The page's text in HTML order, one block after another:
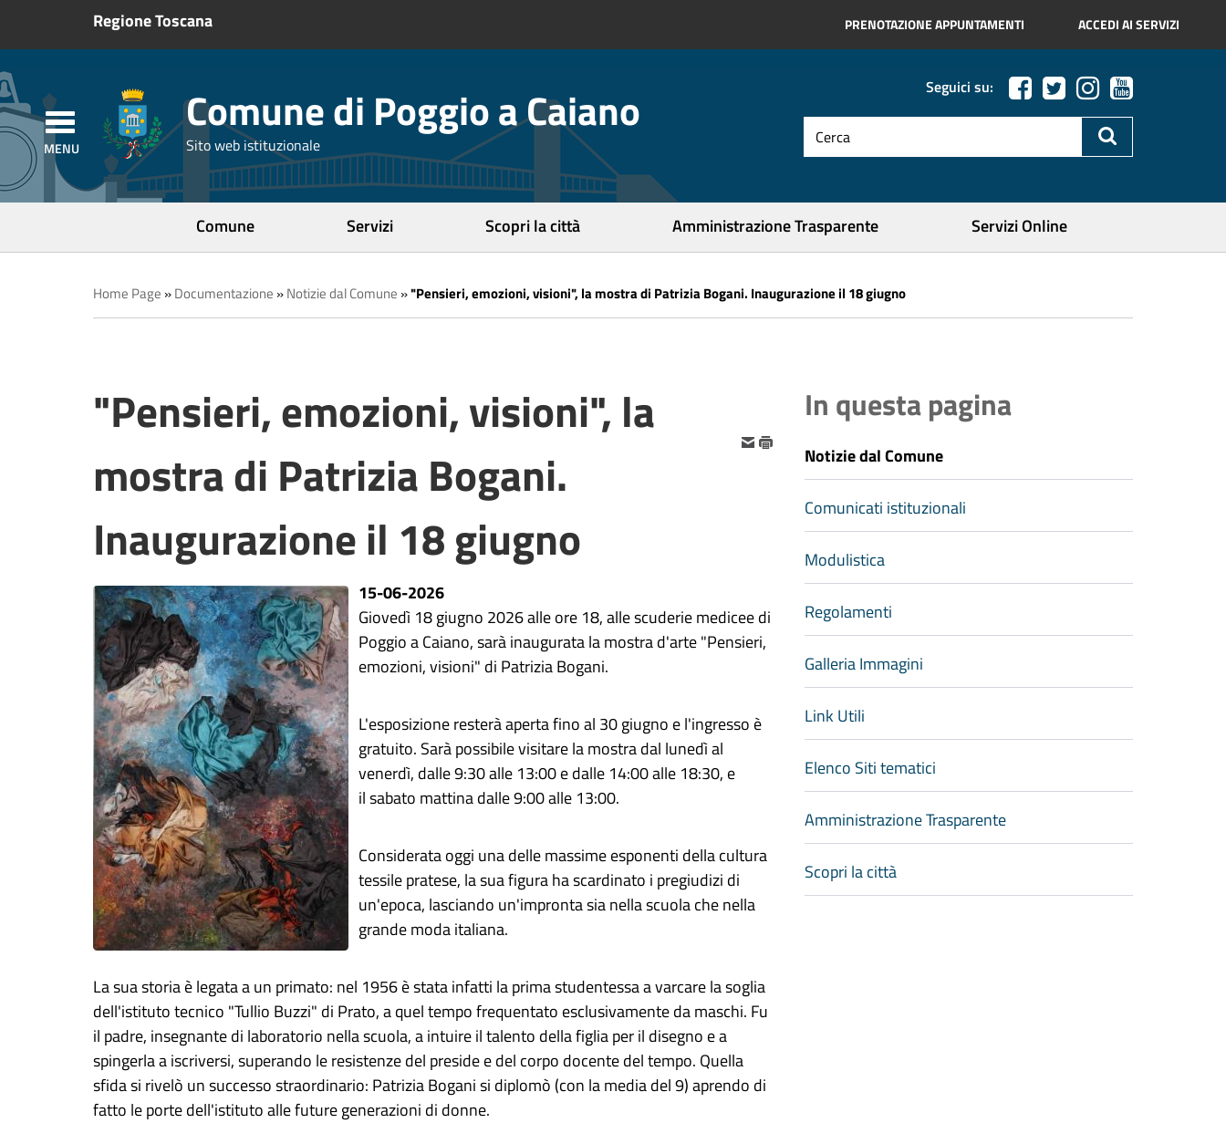
Regione Toscana PRENOTAZIONE APPUNTAMENTI ACCEDI AI SERVIZI
Comune di Poggio a Caiano
Sito web istituzionale
Seguici su:
testo
da
Comune Servizi Scopri la città Amministrazione Trasparente Servizi Online
Home Page »Documentazione »Notizie dal Comune »"Pensieri, emozioni, visioni", la mostra di Patrizia Bogani. Inaugurazione il 18 giugno
"Pensieri, emozioni, visioni", la
mostra di Patrizia Bogani.
Inaugurazione il 18 giugno
15-06-2026
Giovedì 18 giugno 2026 alle ore 18,alle scuderie medicee di
Poggio a Caiano, sarà inaugurata la mostra d'arte "Pensieri,
emozioni,visioni" di Patrizia Bogani.
L'esposizione resterà aperta fino al 30giugno e l'ingresso è
gratuito. Sarà possibile visitare la mostra dal lunedì al
venerdì, dalle 9:30 alle 13:00 e dalle 14:00 alle 18:30, e
ilsabato mattina dalle 9:00 alle 13:00.
Considerata oggi una delle massime esponenti della cultura
tessile pratese, la sua figura ha scardinato i pregiudizi di
un'epoca, lasciando un'impronta sia nella scuola che nella
grande moda italiana.
La sua storia è legata a un primato: nel 1956 è stata infatti la prima studentessa a varcare la soglia
dell'istituto tecnico "Tullio Buzzi" di Prato, a quel tempo frequentato esclusivamente da maschi. Fu
il padre, insegnante di laboratorio nella scuola, a intuire il talento della figlia per il disegno e a
spingerla a iscriversi, superando le resistenze del preside e del corpo docente del tempo. Quella
sfida si rivelò un successo straordinario: Patrizia Bogani si diplomò (con la media del 9) aprendo di
fatto le porte dell'istituto alle future generazioni di donne.
In questa pagina
Notizie dal Comune
Comunicati istituzionali
Modulistica
Regolamenti
Galleria Immagini
Link Utili
Elenco Siti tematici
Amministrazione Trasparente
Scopri la città